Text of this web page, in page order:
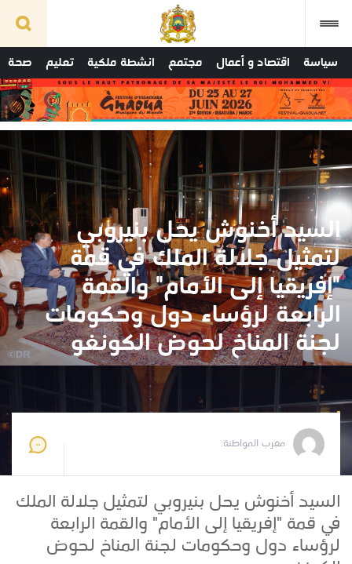
سياسة اقتصاد و أعمال مجتمع انشطة ملكية تعليم صحة
السيد أخنوش يحل بنيروبي
لتمثيل جلالة الملك في قمة
"إفريقيا إلى الأمام" والقمة
الرابعة لرؤساء دول وحكومات
لجنة المناخ لحوض الكونغو
مغرب المواطنة:
السيد أخنوش يحل بنيروبي لتمثيل جلالة الملك
في قمة "إفريقيا إلى الأمام" والقمة الرابعة
لرؤساء دول وحكومات لجنة المناخ لحوض